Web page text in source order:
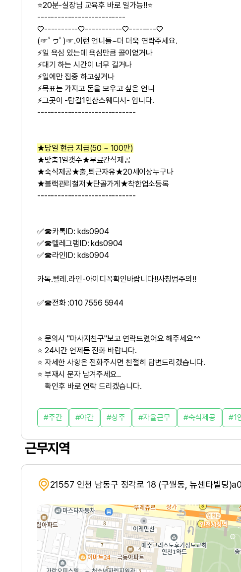
⭐20분-실장님 교육후 바로 일가능!!⭐
--------------------------
♡----------♡-----------♡--------♡
(☞ﾟヮﾟ)☞.이런 언니들~더 더욱 연락주세요.
⚡일 욕심 있는데 욕심만큼 콜이없거나
⚡대기 하는 시간이 너무 길거나
⚡일에만 집중 하고싶거나
⚡목표는 가지고 돈을 모우고 싶은 언니
⚡그곳이 -탑걸1인샵스웨디시- 입니다.
-----------------------------
★당일 현금 지급(50 ~ 100만)
★맞춤1일갯수★무료간식제공
★숙식제공★출,퇴근자유★20세이상누구나
★블랙관리철저★단골가게★착한업소등록
-----------------------------
✅☎카톡ID: kds0904
✅☎텔레그램ID: kds0904
✅☎라인ID: kds0904
카톡.텔레.라인-아이디꼭확인바랍니다!!사칭범주의!!
✅☎전화 :010 7556 5944
⭐ 문의시 "마사지친구"보고 연락드렸어요 해주세요^^
⭐ 24시간 언제든 전화 바랍니다.
⭐ 자세한 사항은 전화주시면 친절히 답변드리겠습니다.
⭐ 부재시 문자 남겨주세요..
확인후 바로 연락 드리겠습니다.
주간 야간 상주 자율근무 숙식제공 1
근무지역
21557 인천 남동구 정각로 18 (구월동, 뉴센타빌딩